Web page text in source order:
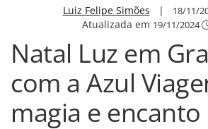
Luiz Felipe Simões | 18/11/
Atualizada em 19/11/2024
Natal Luz em
com a Azul
magia e